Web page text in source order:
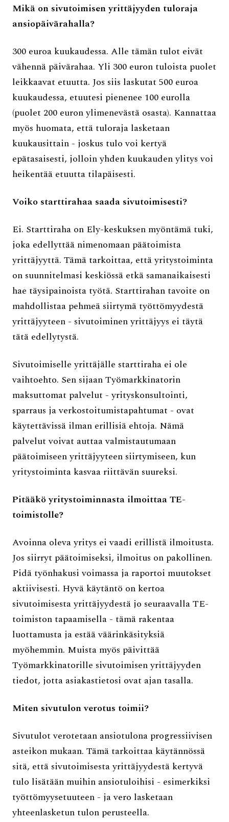
Mikä on sivutoimisen yrittäjyyden tuloraja
ansiopäivärahalla?
300 euroa kuukaudessa. Alle tämän tulot eivät
vähennä päivärahaa. Yli 300 euron tuloista puolet
leikkaavat etuutta. Jos siis laskutat 500 euroa
kuukaudessa, etuutesi pienenee 100 eurolla
(puolet 200 euron ylimenevästä osasta). Kannattaa
myös huomata, että tuloraja lasketaan
kuukausittain - joskus tulo voi kertyä
epätasaisesti, jolloin yhden kuukauden ylitys voi
heikentää etuutta tilapäisesti.
Voiko starttirahaa saada sivutoimisesti?
Ei. Starttiraha on Ely-keskuksen myöntämä tuki,
joka edellyttää nimenomaan päätoimista
yrittäjyyttä. Tämä tarkoittaa, että yritystoiminta
on suunnitelmasi keskiössä etkä samanaikaisesti
hae täysipainoista työtä. Starttirahan tavoite on
mahdollistaa pehmeä siirtymä työttömyydestä
yrittäjyyteen - sivutoiminen yrittäjyys ei täytä
tätä edellytystä.
Sivutoimiselle yrittäjälle starttiraha ei ole
vaihtoehto. Sen sijaan Työmarkkinatorin
maksuttomat palvelut - yrityskonsultointi,
sparraus ja verkostoitumistapahtumat - ovat
käytettävissä ilman erillisiä ehtoja. Nämä
palvelut voivat auttaa valmistautumaan
päätoimiseen yrittäjyyteen siirtymiseen, kun
yritystoiminta kasvaa riittävän suureksi.
Pitääkö yritystoiminnasta ilmoittaa TE-
toimistolle?
Avoinna oleva yritys ei vaadi erillistä ilmoitusta.
Jos siirryt päätoimiseksi, ilmoitus on pakollinen.
Pidä työnhakusi voimassa ja raportoi muutokset
aktiivisesti. Hyvä käytäntö on kertoa
sivutoimisesta yrittäjyydestä jo seuraavalla TE-
toimiston tapaamisella - tämä rakentaa
luottamusta ja estää väärinkäsityksiä
myöhemmin. Muista myös päivittää
Työmarkkinatorille sivutoimisen yrittäjyyden
tiedot, jotta asiakastietosi ovat ajan tasalla.
Miten sivutulon verotus toimii?
Sivutulot verotetaan ansiotulona progressiivisen
asteikon mukaan. Tämä tarkoittaa käytännössä
sitä, että sivutoimisesta yrittäjyydestä kertyvä
tulo lisätään muihin ansiotuloihisi - esimerkiksi
työttömyysetuuteen - ja vero lasketaan
yhteenlasketun tulon perusteella.